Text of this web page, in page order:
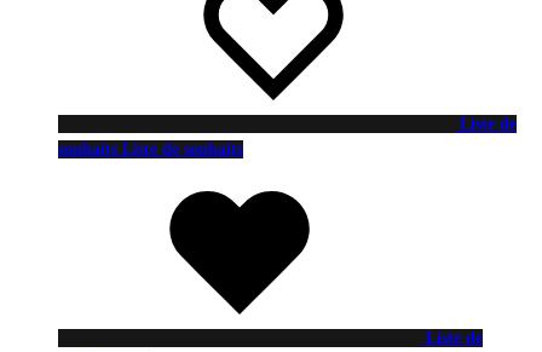
Liste de
souhaits Liste de souhaits
Liste de